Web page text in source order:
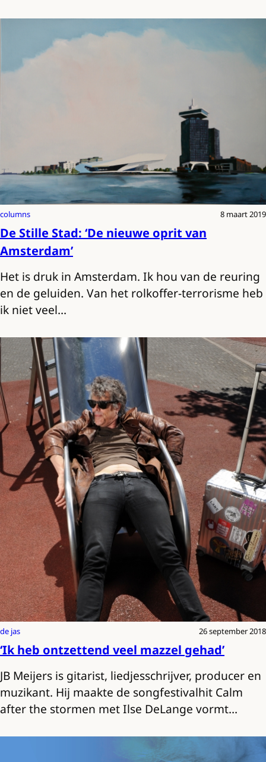
columns 8 maart 2019
De Stille Stad: ‘De nieuwe oprit van
Amsterdam’
Het is druk in Amsterdam. Ik hou van de reuring
en de geluiden. Van het rolkoffer-terrorisme heb
ik niet veel…
de jas 26 september 2018
‘Ik heb ontzettend veel mazzel gehad’
JB Meijers is gitarist, liedjesschrijver, producer en
muzikant. Hij maakte de songfestivalhit Calm
after the stormen met Ilse DeLange vormt…